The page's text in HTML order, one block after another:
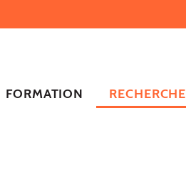
FORMATION RECHERCHE